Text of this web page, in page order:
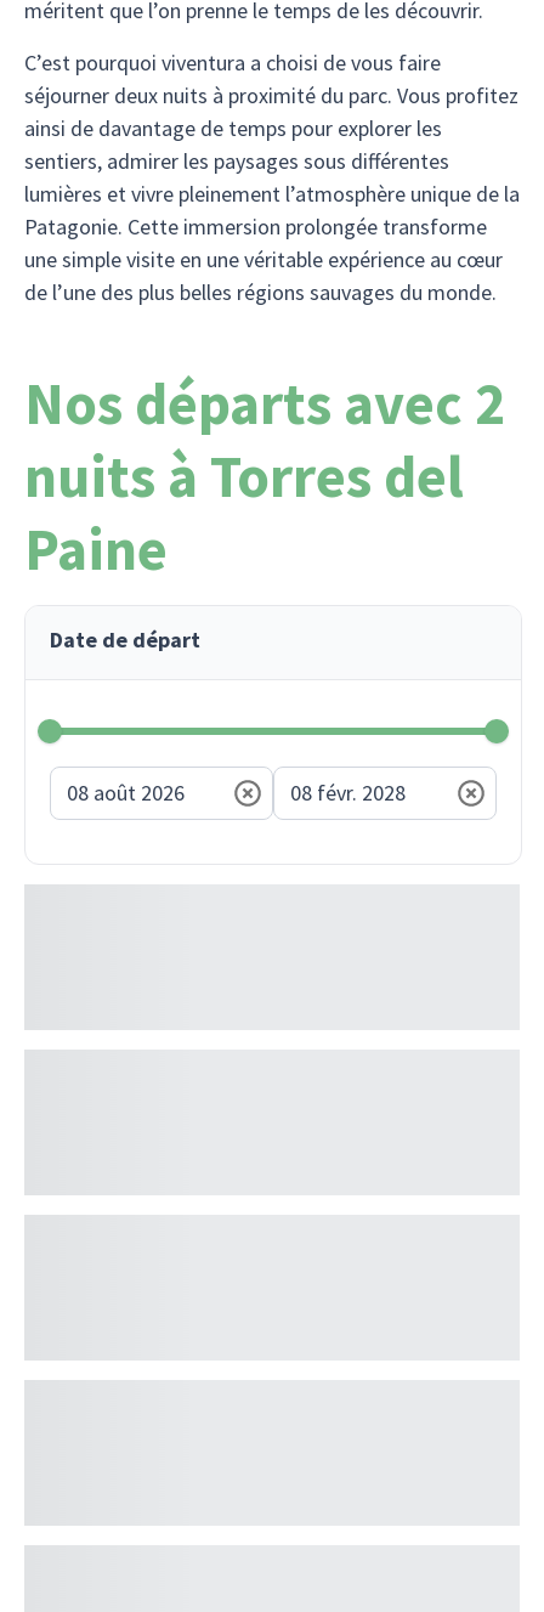
méritent que l’on prenne le temps de les découvrir.
C’est pourquoi viventura a choisi de vous faire
séjourner deux nuits à proximité du parc. Vous profitez
ainsi de davantage de temps pour explorer les
sentiers, admirer les paysages sous différentes
lumières et vivre pleinement l’atmosphère unique de la
Patagonie. Cette immersion prolongée transforme
une simple visite en une véritable expérience au cœur
de l’une des plus belles régions sauvages du monde.
Nos départs avec 2
nuits à Torres del
Paine
Date de départ